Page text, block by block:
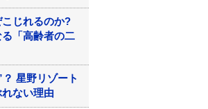
こじれるのか?
「高齢者の二
星野リゾート
ない理由